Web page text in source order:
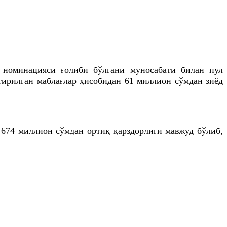
ғолиби бўлгани муносабати билан пул
маблағлар ҳисобидан 61 миллион сўмдан зиёд
миллион сўмдан ортиқ қарздорлиги мавжуд бўлиб,